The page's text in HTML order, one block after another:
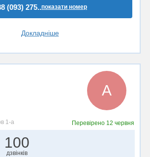
(093) 275..показати номер
Докладніше
А
1-а Перевірено 12 червня
100
дзвінків